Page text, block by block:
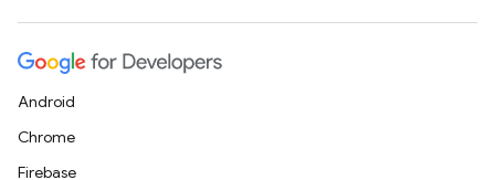
Android
Chrome
Firebase